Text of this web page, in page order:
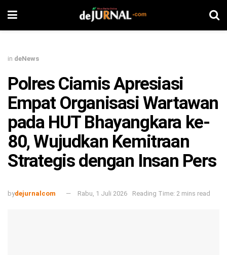
in deNews
Polres Ciamis Apresiasi
Empat Organisasi Wartawan
pada HUT Bhayangkara ke-
80, Wujudkan Kemitraan
Strategis dengan Insan Pers
bydejurnalcom Rabu, 1 Juli 2026 Reading Time: 2 mins read